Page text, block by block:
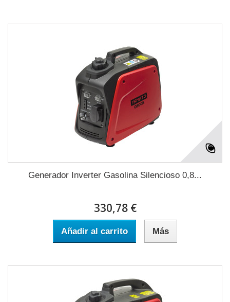
Generador Inverter Gasolina Silencioso 0,8...
330,78 €
Añadir al carrito Más